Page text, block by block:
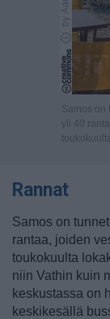
Samos on
yli 40
Rannat
Samos on
rantaa, joiden
toukokuulta
niin Vathin kuin
keskustassa on
keskikesällä